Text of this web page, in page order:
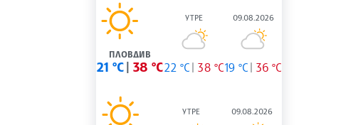
ПЛОВДИВ
21 °C 38 °C
УТРЕ
22 °C 38 °C
09.08.2026
19 °C 36 °C
УТРЕ 09.08.2026